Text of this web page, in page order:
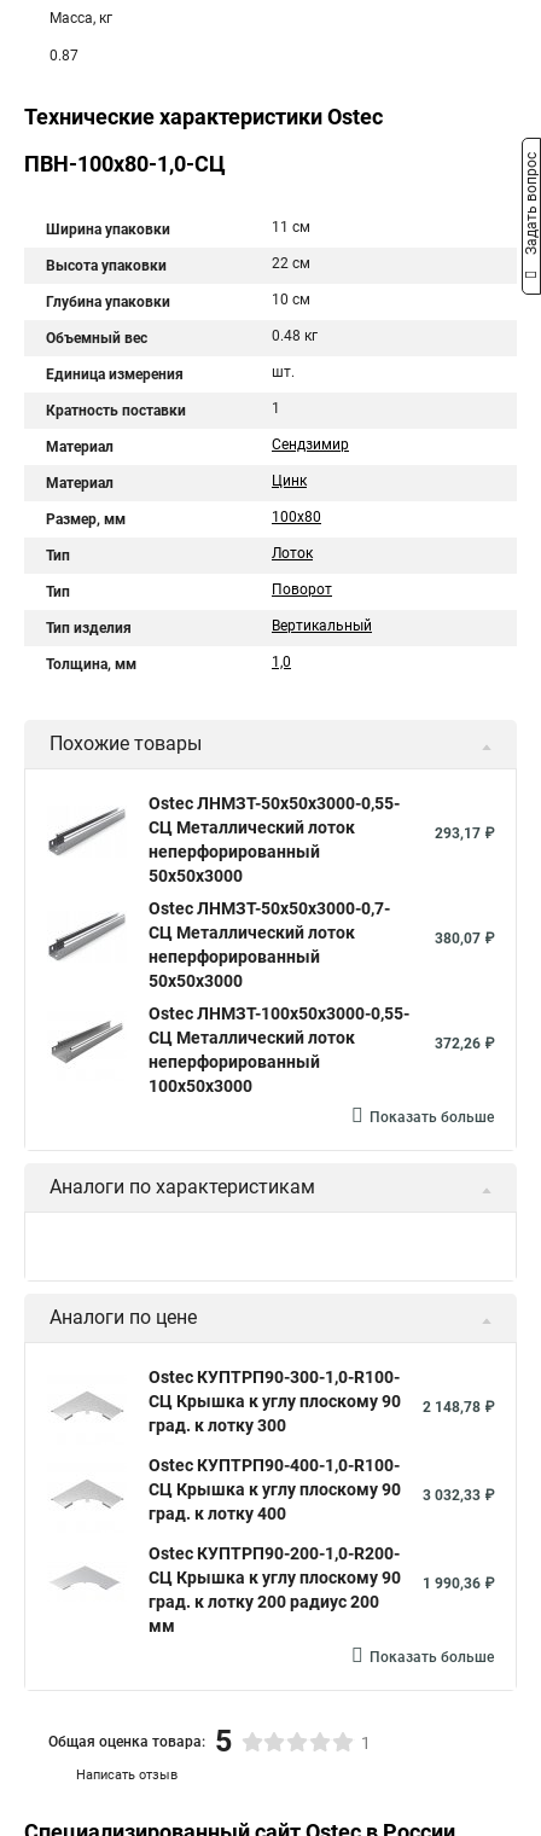
Масса, кг
0.87
Технические характеристики Ostec
ПВН-100х80-1,0-СЦ
Ширина упаковки 11 см
Высота упаковки 22 см
Глубина упаковки 10 см
Объемный вес 0.48 кг
Единица измерения шт.
Кратность поставки 1
Материал Сендзимир
Материал Цинк
Размер, мм 100х80
Тип Лоток
Тип Поворот
Тип изделия Вертикальный
Толщина, мм 1,0
Похожие товары
Ostec ЛНМЗТ-50х50х3000-0,55-
СЦ Металлический лоток
неперфорированный
50х50х3000
293,17 ₽
Ostec ЛНМЗТ-50х50х3000-0,7-
СЦ Металлический лоток
неперфорированный
50х50х3000
380,07 ₽
Ostec ЛНМЗТ-100х50х3000-0,55-
СЦ Металлический лоток
неперфорированный
100х50х3000
372,26 ₽
Показать больше
Аналоги по характеристикам
Аналоги по цене
Ostec КУПТРП90-300-1,0-R100-
СЦ Крышка к углу плоскому 90
град. к лотку 300
2 148,78 ₽
Ostec КУПТРП90-400-1,0-R100-
СЦ Крышка к углу плоскому 90
град. к лотку 400
3 032,33 ₽
Ostec КУПТРП90-200-1,0-R200-
СЦ Крышка к углу плоскому 90
град. к лотку 200 радиус 200
мм
1 990,36 ₽
Показать больше
Написать отзыв
Общая оценка товара: 5 1
Задать вопрос